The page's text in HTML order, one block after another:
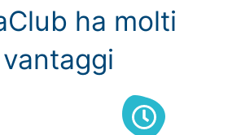
ha molti
vantaggi